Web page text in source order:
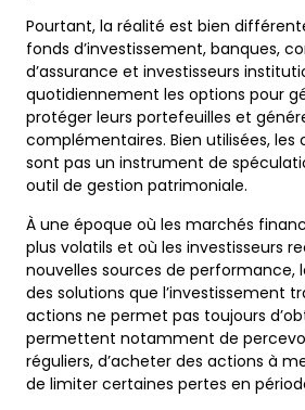
Pourtant, la réalité est bien
fonds d’investissement, banques,
d’assurance et investisseurs
quotidiennement les options pour
protéger leurs portefeuilles et
complémentaires. Bien utilisées, les
sont pas un instrument de
outil de gestion patrimoniale.
À une époque où les marchés
plus volatils et où les investisseurs
nouvelles sources de performance,
des solutions que l’investissement
actions ne permet pas toujours
permettent notamment de
réguliers, d’acheter des actions à
de limiter certaines pertes en